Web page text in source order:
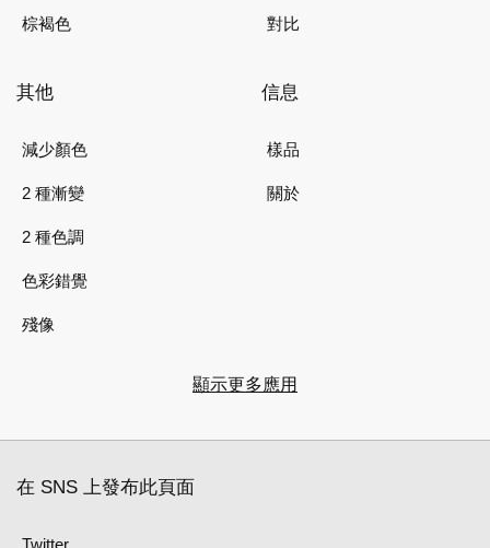
棕褐色 對比
其他
減少顏色
2 種漸變
2 種色調
色彩錯覺
殘像
信息
樣品
關於
顯示更多應用
在 SNS 上發布此頁面
Twitter